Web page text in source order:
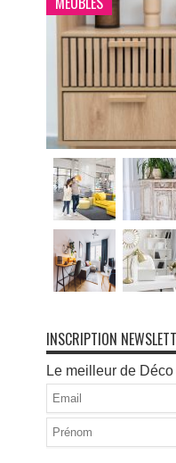
INSCRIPTION
Le meilleur de